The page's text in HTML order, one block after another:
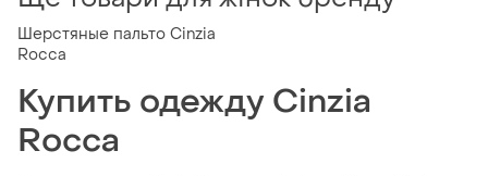
Шерстяные пальто Cinzia
Rocca
Купить одежду Cinzia
Rocca